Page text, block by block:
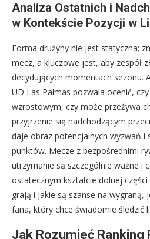
Analiza Ostatnich i
w Kontekście Pozycji w
Forma drużyny nie jest statyczna;
mecz, a kluczowe jest, aby zespół
decydujących momentach sezonu.
UD Las Palmas pozwala ocenić,
wzrostowym, czy może przeżywa
przyjrzenie się nadchodzącym
daje obraz potencjalnych wyzwań i
punktów. Mecze z bezpośrednimi
utrzymanie są szczególnie ważne i
ostatecznym kształcie dolnej
grają i jakie są szanse na wygraną,
fana, który chce świadomie śledzić
Jak Rozumieć Ranking